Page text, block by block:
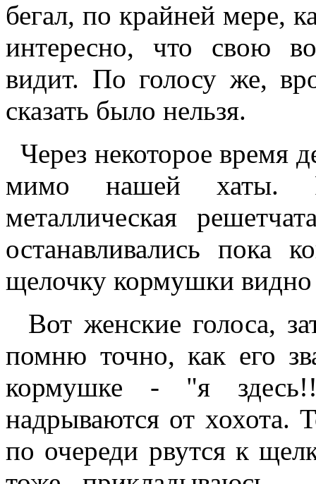
бегал, по крайней мере,
интересно, что свою
видит. По голосу же,
сказать было нельзя.
Через некоторое время
мимо нашей хаты.
металлическая
останавливались пока
щелочку кормушки видно
Вот женские голоса,
помню точно, как его
кормушке - "я
надрываются от хохота.
по очереди рвутся к